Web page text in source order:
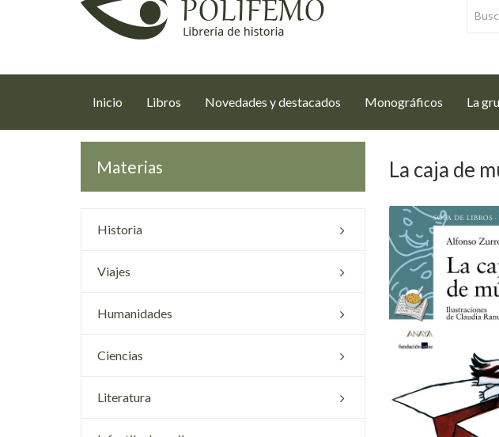
Inicio (current)
Libros Novedades y destacados Monográficos La
Materias
Historia
Viajes
Humanidades
Ciencias
Literatura
La caja de